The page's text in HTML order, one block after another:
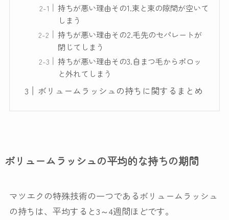
持ちが悪い理由その1.束と束の隙間が空いて
しまう
持ちが悪い理由その2.毛先のセパレートが
閉じてしまう
持ちが悪い理由その3.自まつ毛からポロッ
と外れてしまう
ボリュームラッシュの持ちに関するまとめ
ボリュームラッシュの平均的な持ちの期間
マツエクの特殊技術の一つであるボリュームラッシュ
の持ちは、平均すると3～4週間ほどです。